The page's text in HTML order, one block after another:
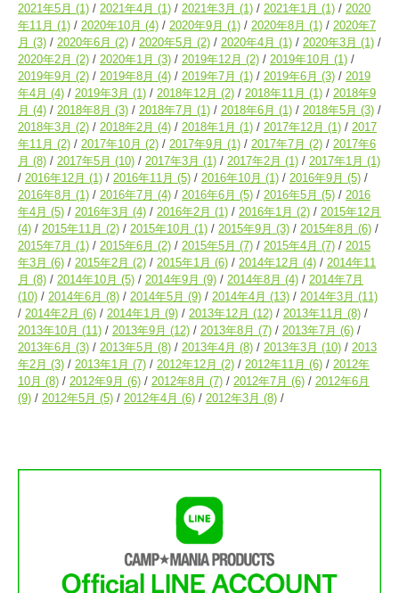
2021年5月 (1) 2021年4月 (1) 2021年3月 (1) 2021年1月 (1)
2020
年11月 (1) 2020年10月 (4) 2020年9月 (1) 2020年8月 (1)
2020年7
月 (3) 2020年6月 (2) 2020年5月 (2) 2020年4月 (1) 2020年3月 (1)
2020年2月 (2) 2020年1月 (3) 2019年12月 (2) 2019年10月 (1)
2019年9月 (2) 2019年8月 (4) 2019年7月 (1) 2019年6月 (3)
2019
年4月 (4) 2019年3月 (1) 2018年12月 (2) 2018年11月 (1)
2018年9
月 (4) 2018年8月 (3) 2018年7月 (1) 2018年6月 (1) 2018年5月 (3)
2018年3月 (2) 2018年2月 (4) 2018年1月 (1) 2017年12月 (1)
2017
年11月 (2) 2017年10月 (2) 2017年9月 (1) 2017年7月 (2)
2017年6
月 (8) 2017年5月 (10) 2017年3月 (1) 2017年2月 (1) 2017年1月 (1)
2016年12月 (1) 2016年11月 (5) 2016年10月 (1) 2016年9月 (5)
2016年8月 (1) 2016年7月 (4) 2016年6月 (5) 2016年5月 (5)
2016
年4月 (5) 2016年3月 (4) 2016年2月 (1) 2016年1月 (2)
2015年12月
(4)
2015年11月 (2) 2015年10月 (1) 2015年9月 (3) 2015年8月 (6)
2015年7月 (1) 2015年6月 (2) 2015年5月 (7) 2015年4月 (7)
2015
年3月 (6) 2015年2月 (2) 2015年1月 (6) 2014年12月 (4)
2014年11
月 (8) 2014年10月 (5) 2014年9月 (9) 2014年8月 (4)
2014年7月
(10)
2014年6月 (8) 2014年5月 (9) 2014年4月 (13) 2014年3月 (11)
2014年2月 (6) 2014年1月 (9) 2013年12月 (12) 2013年11月 (8)
2013年10月 (11) 2013年9月 (12) 2013年8月 (7) 2013年7月 (6)
2013年6月 (3) 2013年5月 (8) 2013年4月 (8) 2013年3月 (10)
2013
年2月 (3) 2013年1月 (7) 2012年12月 (2) 2012年11月 (6)
2012年
10月 (8) 2012年9月 (6) 2012年8月 (7) 2012年7月 (6)
2012年6月
(9)
2012年5月 (5) 2012年4月 (6) 2012年3月 (8)